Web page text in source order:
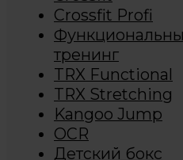
Crossfit Profi
тренинг
TRX Functional
TRX Stretching
Kangoo Jump
OCR
Детский бокс